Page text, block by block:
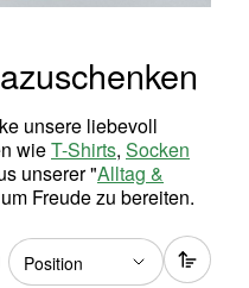
unsere liebevoll
wieT-Shirts, Socken
unserer "Alltag &
Freude zu bereiten.